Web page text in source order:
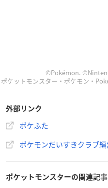
©Pokémon.
ポケットモンスター・ポケモン・
外部リンク
ポケふた
ポケモンだいすきクラブ
ポケットモンスターの関連記事